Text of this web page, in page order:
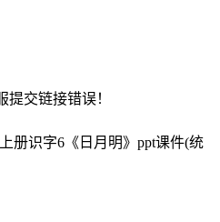
交链接错误！